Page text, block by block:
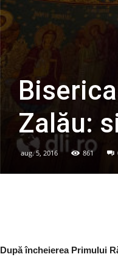
Zalău:
aug. 5, 2016 861
După încheierea Primului